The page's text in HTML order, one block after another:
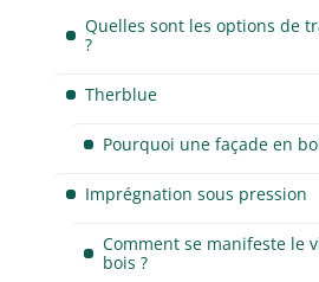
Quelles sont les options de
?
Therblue
Pourquoi une façade en
Imprégnation sous pression
Comment se manifeste le
bois ?